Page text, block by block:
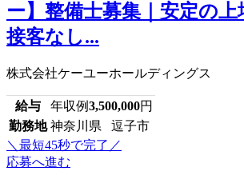
ー】整備士募集｜安定の上
接客なし...
株式会社ケーユーホールディングス
給与 年収例3,500,000円
勤務地 神奈川県 逗子市
＼最短45秒で完了／
応募へ進む